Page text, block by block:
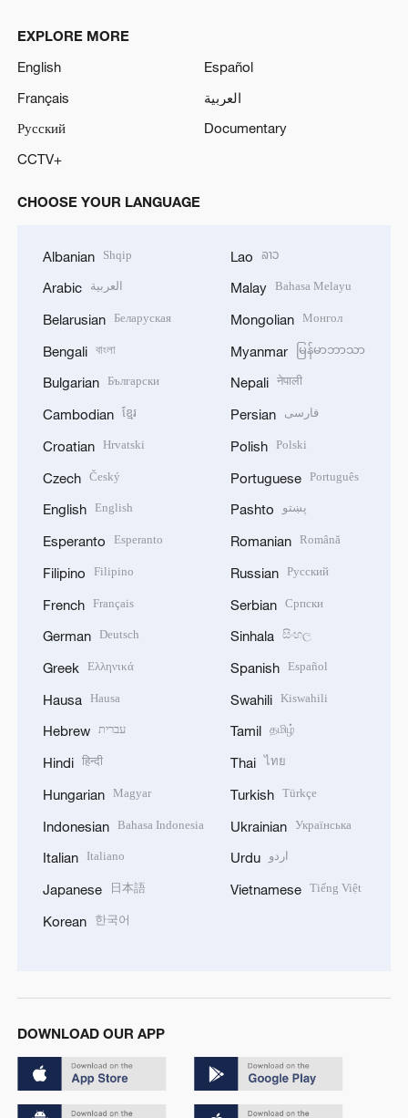
EXPLORE MORE
English
Español
Français
العربية
Русский
Documentary
CCTV+
CHOOSE YOUR LANGUAGE
Albanian Shqip
Arabic العربية
Belarusian Беларуская
Bengali বাংলা
Bulgarian Български
Cambodian ខ្មែរ
Croatian Hrvatski
Czech Český
English English
Esperanto Esperanto
Filipino Filipino
French Français
German Deutsch
Greek Ελληνικά
Hausa Hausa
Hebrew עברית
Hindi हिन्दी
Hungarian Magyar
Indonesian Bahasa Indonesia
Italian Italiano
Japanese 日本語
Korean 한국어
Lao ລາວ
Malay Bahasa Melayu
Mongolian Монгол
Myanmar မြန်မာဘာသာ
Nepali नेपाली
Persian فارسی
Polish Polski
Portuguese Português
Pashto پښتو
Romanian Română
Russian Русский
Serbian Српски
Sinhala සිංහල
Spanish Español
Swahili Kiswahili
Tamil தமிழ்
Thai ไทย
Turkish Türkçe
Ukrainian Українська
Urdu اردو
Vietnamese Tiếng Việt
DOWNLOAD OUR APP